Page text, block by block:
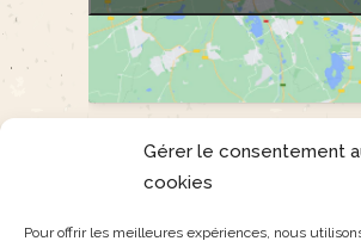
Gérer le consentement
cookies
Pour offrir les meilleures expériences, nous
Parking des bains de Monêtier